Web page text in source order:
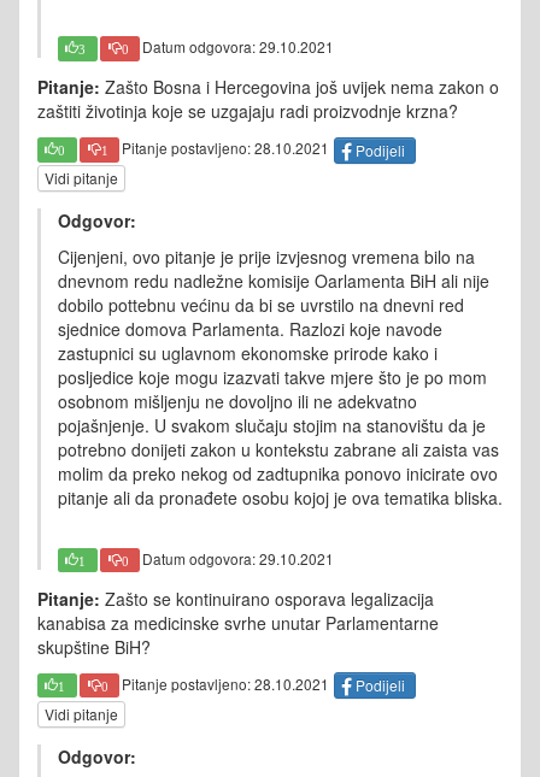
3 0 Datum odgovora: 29.10.2021
Pitanje: Zašto Bosna i Hercegovina još uvijek nema zakon o
zaštiti životinja koje se uzgajaju radi proizvodnje krzna?
0 1 Pitanje postavljeno: 28.10.2021
Podijeli
Vidi pitanje
Odgovor:
Cijenjeni, ovo pitanje je prije izvjesnog vremena bilo na
dnevnom redu nadležne komisije Oarlamenta BiH ali nije
dobilo pottebnu većinu da bi se uvrstilo na dnevni red
sjednice domova Parlamenta. Razlozi koje navode
zastupnici su uglavnom ekonomske prirode kako i
posljedice koje mogu izazvati takve mjere što je po mom
osobnom mišljenju ne dovoljno ili ne adekvatno
pojašnjenje. U svakom slučaju stojim na stanovištu da je
potrebno donijeti zakon u kontekstu zabrane ali zaista vas
molim da preko nekog od zadtupnika ponovo inicirate ovo
pitanje ali da pronađete osobu kojoj je ova tematika bliska.
1 0 Datum odgovora: 29.10.2021
Pitanje: Zašto se kontinuirano osporava legalizacija
kanabisa za medicinske svrhe unutar Parlamentarne
skupštine BiH?
1 0 Pitanje postavljeno: 28.10.2021
Podijeli
Vidi pitanje
Odgovor: